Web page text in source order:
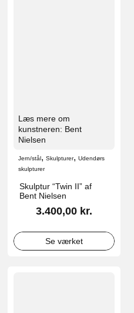
Læs mere om
kunstneren: Bent
Nielsen
Jern/stål, Skulpturer, Udendørs
skulpturer
Skulptur “Twin II” af
Bent Nielsen
3.400,00 kr.
Se værket